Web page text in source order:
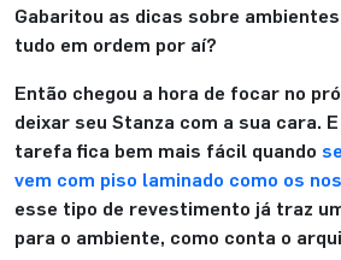
Gabaritou as dicas sobre
tudo em ordem por aí?
Então chegou a hora de focar no
deixar seu Stanza com a sua cara.
tarefa fica bem mais fácil quando
vem com piso laminado como os
esse tipo de revestimento já traz
para o ambiente, como conta o